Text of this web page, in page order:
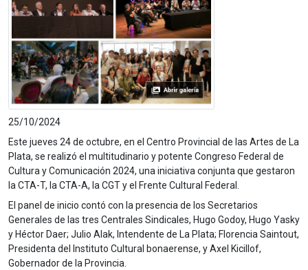
25/10/2024
Este jueves 24 de octubre, en el Centro Provincial de las Artes de La
Plata, se realizó el multitudinario y potente Congreso Federal de
Cultura y Comunicación 2024, una iniciativa conjunta que gestaron
la CTA-T, la CTA-A, la CGT y el Frente Cultural Federal.
El panel de inicio contó con la presencia de los Secretarios
Generales de las tres Centrales Sindicales, Hugo Godoy, Hugo Yasky
y Héctor Daer; Julio Alak, Intendente de La Plata; Florencia Saintout,
Presidenta del Instituto Cultural bonaerense, y Axel Kicillof,
Gobernador de la Provincia.